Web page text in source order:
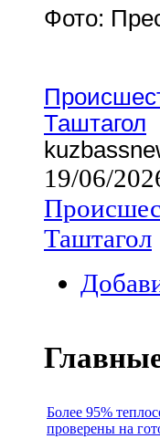
Фото:
Таштагол
19/06/
Таштагол
Более 95%
проверены на